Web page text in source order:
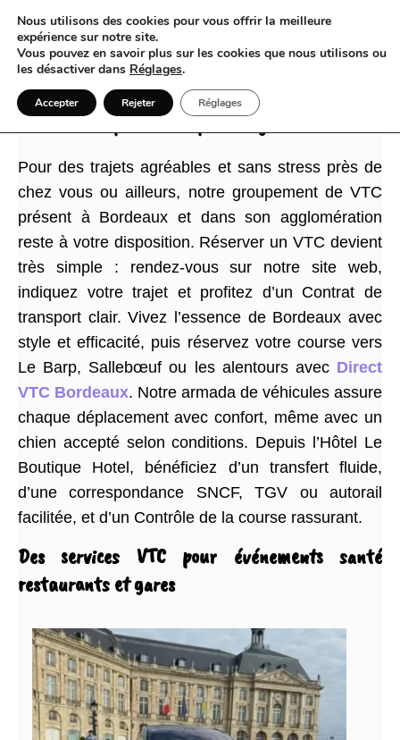
Direct VTC Bordeaux fait du VTC à Bordeaux une
Pour des trajets agréables et sans stress près de
chez vous ou ailleurs, notre groupement de VTC
présent à Bordeaux et dans son agglomération
reste à votre disposition. Réserver un VTC devient
très simple : rendez-vous sur notre site web,
indiquez votre trajet et profitez d’un Contrat de
transport clair. Vivez l’essence de Bordeaux avec
style et efficacité, puis réservez votre course vers
Le Barp, Sallebœuf ou les alentours avec Direct
VTC Bordeaux. Notre armada de véhicules assure
chaque déplacement avec confort, même avec un
chien accepté selon conditions. Depuis l’Hôtel Le
Boutique Hotel, bénéficiez d’un transfert fluide,
d’une correspondance SNCF, TGV ou autorail
facilitée, et d’un Contrôle de la course rassurant.
Des services VTC pour événements santé
restaurants et gares
Nous utilisons des cookies pour vous offrir la meilleure
expérience sur notre site.
Vous pouvez en savoir plus sur les cookies que nous utilisons ou
les désactiver dans Réglages.
Accepter Rejeter Réglages